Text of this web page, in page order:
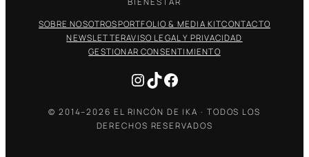
SOBRE NOSOTROSPORTFOLIO & MEDIA KITCONTACTO
NEWSLETTERAVISO LEGAL Y PRIVACIDAD
GESTIONAR CONSENTIMIENTO
Instagram
TikTokFacebook
© 2014–2026 EL RINCÓN DE IKA · TODOS LOS
DERECHOS RESERVADOS